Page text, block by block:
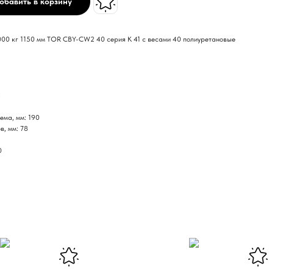
кг 1150 мм TOR CBY-CW2 40 серия K 41 с весами 40 полиуретановые
мм: 190
мм: 78